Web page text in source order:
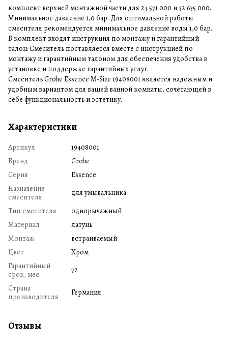
комплект верхней монтажной части для 23 571 000 и 32 635 000.
Минимальное давление 1,0 бар. Для оптимальной работы
смесителя рекомендуется минимальное давление воды 1,0 бар.
В комплект входят инструкция по монтажу и гарантийный
талон: Смеситель поставляется вместе с инструкцией по
монтажу и гарантийным талоном для обеспечения удобства в
установке и поддержке гарантийных услуг.
Смеситель Grohe Essence M-Size 19408001 является надежным и
удобным вариантом для вашей ванной комнаты, сочетающей в
себе функциональность и эстетику.
Характеристики
Артикул
19408001
Бренд
Grohe
Серия
Essence
Назначение
смесителя
для умывальника
Тип смесителя
однорычажный
Материал
латунь
Монтаж
встраиваемый
Цвет
Хром
Гарантийный
срок, мес.
72
Страна
производителя
Германия
Отзывы